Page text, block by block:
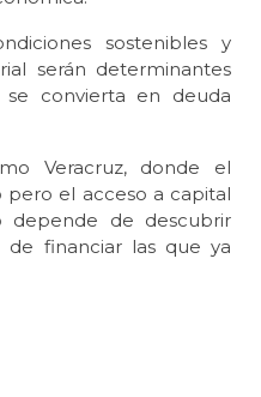
sostenibles y
serán determinantes
convierta en deuda
Veracruz, donde el
el acceso a capital
depende de descubrir
de financiar las que ya